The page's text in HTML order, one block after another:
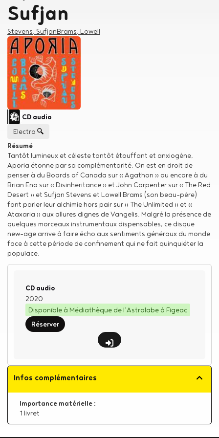
Sufjan
Créateur
Stevens, SufjanBrams, Lowell
Type de support matériel
CD audio
Genre musical
Electro
Résumé
Tantôt lumineux et céleste tantôt étouffant et anxiogène,
Aporia étonne par sa complémentarité. On est en droit de
penser à du Boards of Canada sur « Agathon » ou encore à du
Brian Eno sur « Disinheritance » et John Carpenter sur « The Red
Desert » et Sufjan Stevens et Lowell Brams (son beau-père)
font parler leur alchimie hors pair sur « The Unlimited » et «
Ataxaria » aux allures dignes de Vangelis. Malgré la présence de
quelques morceaux instrumentaux dispensables, ce disque
new-age arrive à faire écho aux sentiments généraux du monde
face à cette période de confinement qui ne fait quinquiéter la
populace.
Type de support matériel
CD audio
2020
Disponible à Médiathèque de l’Astrolabe à Figeac
Réserver
Infos complémentaires
Importance matérielle :
1 livret